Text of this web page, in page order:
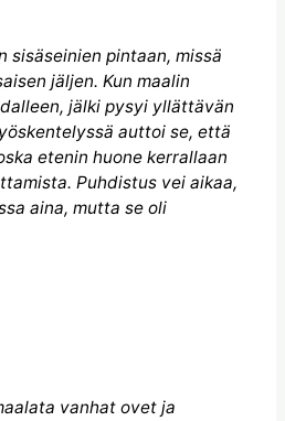
sisäseinien pintaan, missä
jäljen. Kun maalin
jälki pysyi yllättävän
auttoi se, että
etenin huone kerrallaan
Puhdistus vei aikaa,
aina, mutta se oli
vanhat ovet ja